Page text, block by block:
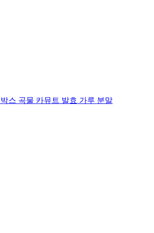
스 곡물 카뮤트 발효 가루 분말